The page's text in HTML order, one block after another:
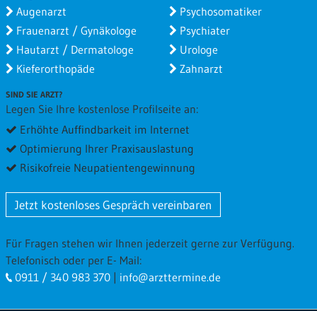
Augenarzt
Frauenarzt / Gynäkologe
Hautarzt / Dermatologe
Kieferorthopäde
Psychosomatiker
Psychiater
Urologe
Zahnarzt
SIND SIE ARZT?
Legen Sie Ihre kostenlose Profilseite an:
Erhöhte Auffindbarkeit im Internet
Optimierung Ihrer Praxisauslastung
Risikofreie Neupatientengewinnung
Jetzt kostenloses Gespräch vereinbaren
Für Fragen stehen wir Ihnen jederzeit gerne zur Verfügung.
Telefonisch oder per E- Mail:
0911 / 340 983 370 | info@arzttermine.de